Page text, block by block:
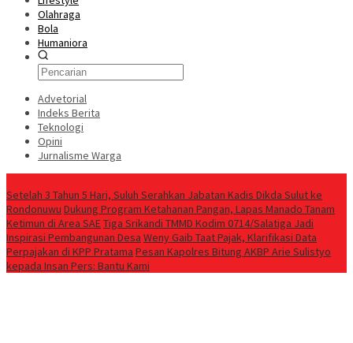
Olahraga
Bola
Humaniora
Advetorial
Indeks Berita
Teknologi
Opini
Jurnalisme Warga
Setelah 3 Tahun 5 Hari, Suluh Serahkan Jabatan Kadis Dikda Sulut ke
Rondonuwu Dukung Program Ketahanan Pangan, Lapas Manado Tanam
Ketimun di Area SAETiga Srikandi TMMD Kodim 0714/Salatiga Jadi
Inspirasi Pembangunan Desa Weny Gaib Taat Pajak, Klarifikasi Data
Perpajakan di KPP Pratama Pesan Kapolres Bitung AKBP Arie Sulistyo
kepada Insan Pers: Bantu Kami